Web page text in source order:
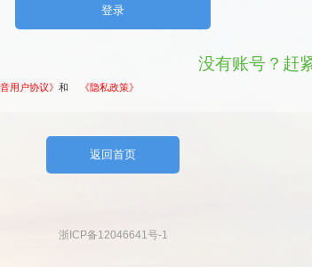
没有账号？赶
音用户协议》 和 《隐私政策》
浙ICP备12046641号-1